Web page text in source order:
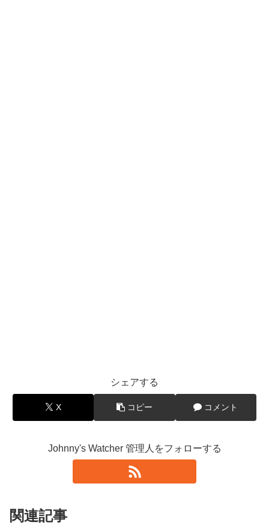
シェアする
X コピー コメント
Johnny's Watcher 管理人をフォローする
関連記事